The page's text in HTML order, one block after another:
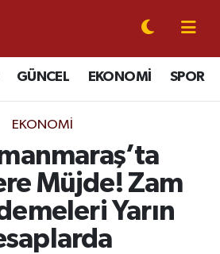
GÜNCEL EKONOMİ SPOR
EKONOMI
Müjde! Zam
Yarın
Nöbetçi Eczaneler
Hava Durumu
Trafik Yoğunluk Haritası
Durumu ve Fikstür